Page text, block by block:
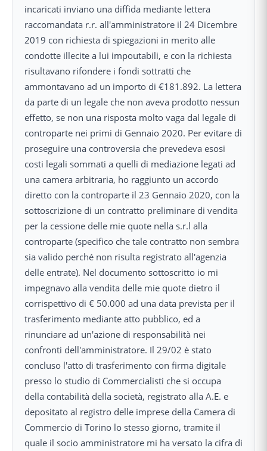
incaricati inviano una diffida mediante lettera
raccomandata r.r. all'amministratore il 24 Dicembre
2019 con richiesta di spiegazioni in merito alle
condotte illecite a lui impoutabili, e con la richiesta
risultavano rifondere i fondi sottratti che
ammontavano ad un importo di €181.892. La lettera
da parte di un legale che non aveva prodotto nessun
effetto, se non una risposta molto vaga dal legale di
controparte nei primi di Gennaio 2020. Per evitare di
proseguire una controversia che prevedeva esosi
costi legali sommati a quelli di mediazione legati ad
una camera arbitraria, ho raggiunto un accordo
diretto con la controparte il 23 Gennaio 2020, con la
sottoscrizione di un contratto preliminare di vendita
per la cessione delle mie quote nella s.r.l alla
controparte (specifico che tale contratto non sembra
sia valido perché non risulta registrato all'agenzia
delle entrate). Nel documento sottoscritto io mi
impegnavo alla vendita delle mie quote dietro il
corrispettivo di € 50.000 ad una data prevista per il
trasferimento mediante atto pubblico, ed a
rinunciare ad un'azione di responsabilità nei
confronti dell'amministratore. Il 29/02 è stato
concluso l'atto di trasferimento con firma digitale
presso lo studio di Commercialisti che si occupa
della contabilità della società, registrato alla A.E. e
depositato al registro delle imprese della Camera di
Commercio di Torino lo stesso giorno, tramite il
quale il socio amministratore mi ha versato la cifra di